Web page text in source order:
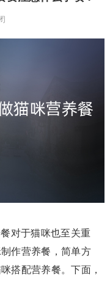
对于猫咪也至关重
作营养餐，简单方
搭配营养餐。下面，